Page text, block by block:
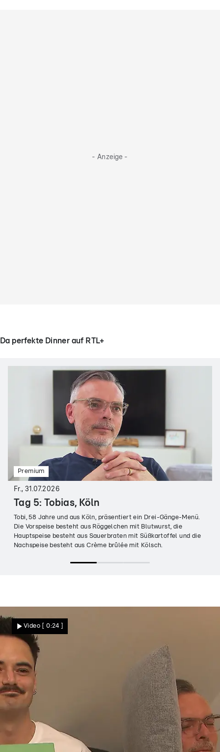
- Anzeige -
Da perfekte Dinner auf RTL+
Premium
Fr., 31.07.2026
Tag 5: Tobias, Köln
Tobi, 58 Jahre und aus Köln, präsentiert ein Drei-Gänge-Menü.
Die Vorspeise besteht aus Röggelchen mit Blutwurst, die
Hauptspeise besteht aus Sauerbraten mit Süßkartoffel und die
Nachspeise besteht aus Crème brûlée mit Kölsch.
Video [ 0:24 ]